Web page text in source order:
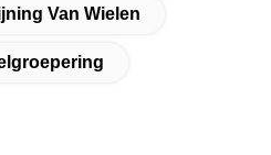
Van Wielen